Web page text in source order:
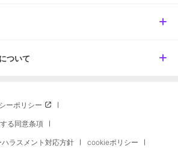
ついて
ーポリシー
る同意条項
ラスメント対応方針 cookieポリシー